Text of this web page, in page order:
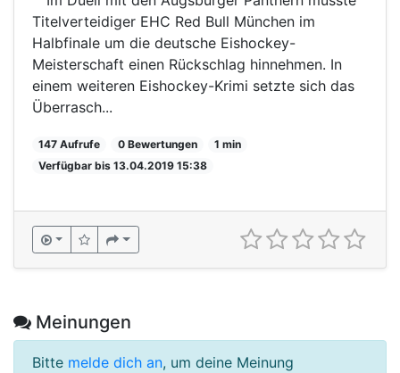
Titelverteidiger EHC Red Bull München im
Halbfinale um die deutsche Eishockey-
Meisterschaft einen Rückschlag hinnehmen. In
einem weiteren Eishockey-Krimi setzte sich das
Überrasch...
147 Aufrufe 0 Bewertungen
1 min
Verfügbar bis 13.04.2019 15:38
Meinungen
Bitte melde dich an, um deine Meinung